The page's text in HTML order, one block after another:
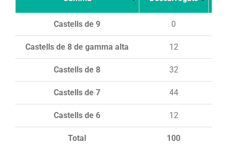
Total 100
Castells de 9 0
Castells de 8 de gamma alta 12
Castells de 8 32
Castells de 7 44
Castells de 6 12